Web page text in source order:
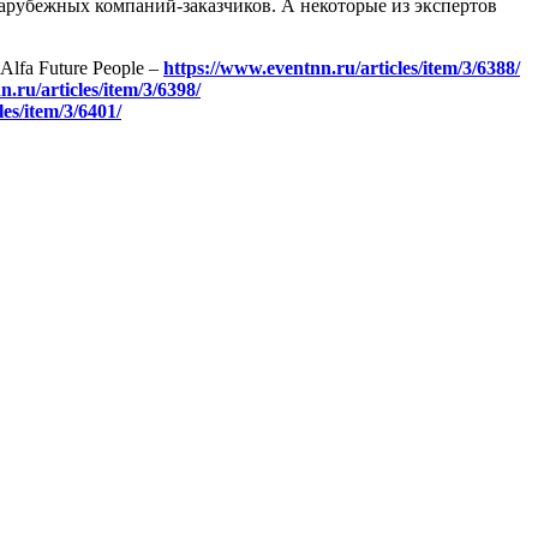
компаний-заказчиков. А некоторые из экспертов
Future People – https://www.eventnn.ru/articles/item/3/6388/
articles/item/3/6398/
item/3/6401/